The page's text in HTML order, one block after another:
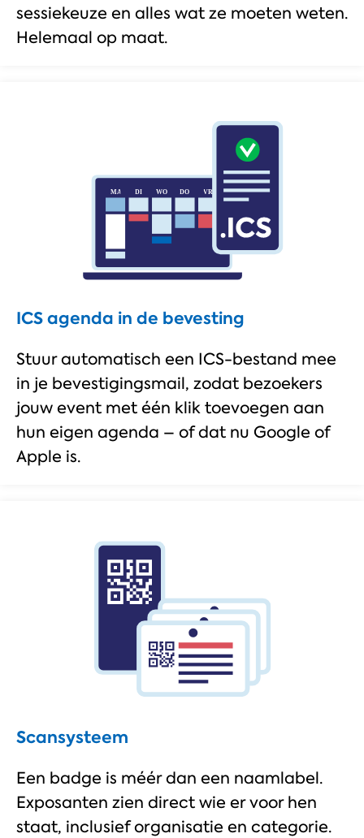
sessiekeuze en alles wat ze moeten weten.
Helemaal op maat.
ICS agenda in de bevesting
Stuur automatisch een ICS-bestand mee
in je bevestigingsmail, zodat bezoekers
jouw event met één klik toevoegen aan
hun eigen agenda – of dat nu Google of
Apple is.
Scansysteem
Een badge is méér dan een naamlabel.
Exposanten zien direct wie er voor hen
staat, inclusief organisatie en categorie.